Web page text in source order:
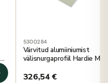
5300284
Värvitud alumiiniumist
välisnurgaprofiil Hardie
326,54€